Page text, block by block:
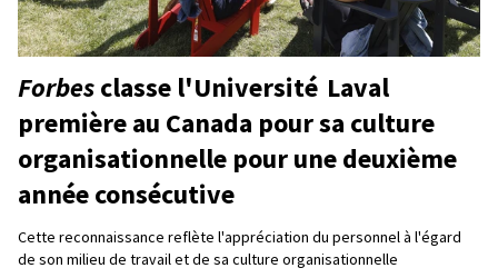
Forbesclasse l'Université Laval
première au Canada pour sa culture
organisationnelle pour une deuxième
année consécutive
Cette reconnaissance reflète l'appréciation du personnel à l'égard
de son milieu de travail et de sa culture organisationnelle